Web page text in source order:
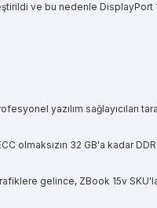
ve bu nedenle DisplayPort
yazılım sağlayıcıları
olmaksızın 32 GB'a kadar
gelince, ZBook 15v